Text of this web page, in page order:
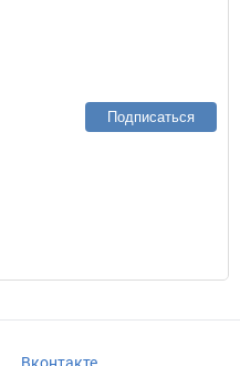
Подписаться